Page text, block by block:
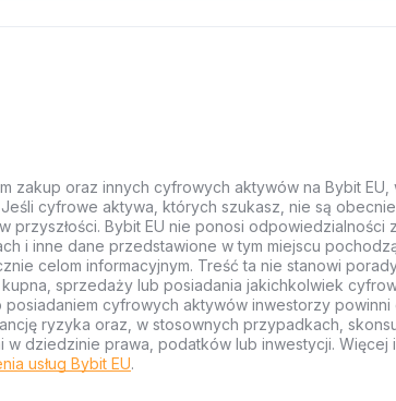
zakup oraz innych cyfrowych aktywów na Bybit EU,
cyfrowe aktywa, których szukasz, nie są
przyszłości. Bybit EU nie ponosi odpowiedzialności
i inne dane przedstawione w tym miejscu
celom informacyjnym. Treść ta nie stanowi
sprzedaży lub posiadania jakichkolwiek
cyfrowych aktywów inwestorzy powinni
ryzyka oraz, w stosownych przypadkach,
w dziedzinie prawa, podatków lub inwestycji. Więcej
usług Bybit EU.